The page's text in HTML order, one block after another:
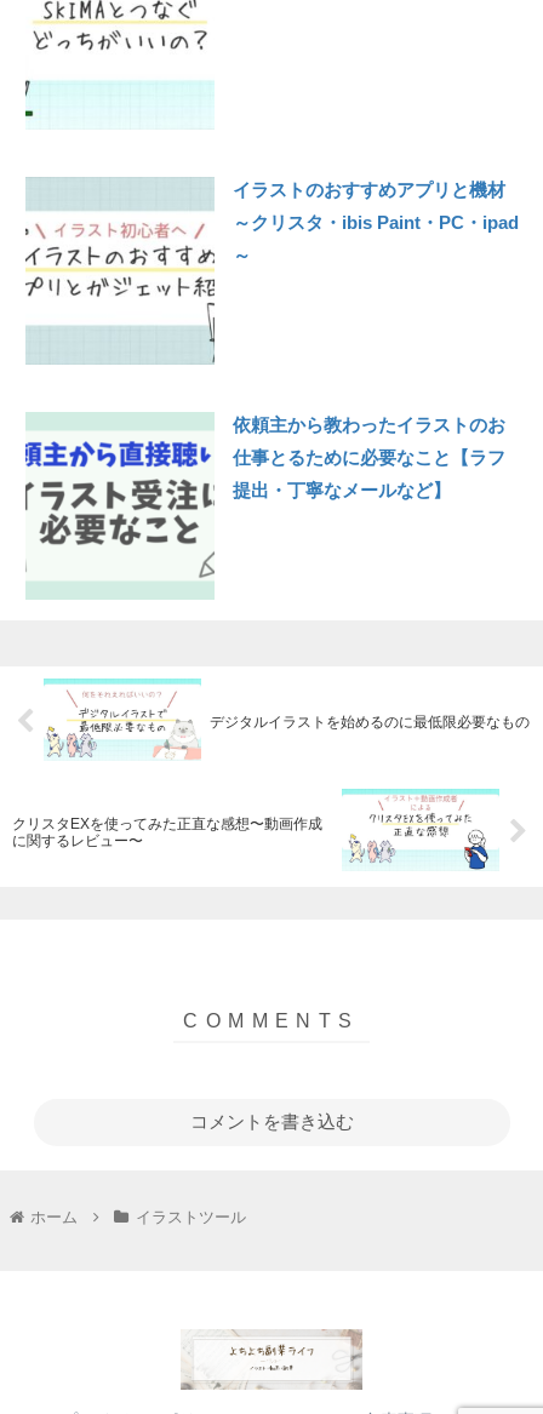
イラストのおすすめアプリと機材
～クリスタ・ibis Paint・PC・ipad
～
依頼主から教わったイラストのお
仕事とるために必要なこと【ラフ
提出・丁寧なメールなど】
デジタルイラストを始めるのに最低限必要なもの
クリスタEXを使ってみた正直な感想〜動画作成
に関するレビュー〜
コメントを書き込む
ホーム イラストツール